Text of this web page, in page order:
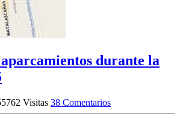
durante la
Visitas 38 Comentarios